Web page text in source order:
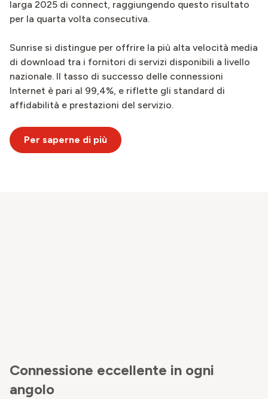
larga 2025 di connect, raggiungendo questo risultato
per la quarta volta consecutiva.
Sunrise si distingue per offrire la più alta velocità media
di download tra i fornitori di servizi disponibili a livello
nazionale. Il tasso di successo delle connessioni
Internet è pari al 99,4%, e riflette gli standard di
affidabilità e prestazioni del servizio.
Per saperne di più
Connessione eccellente in ogni
angolo